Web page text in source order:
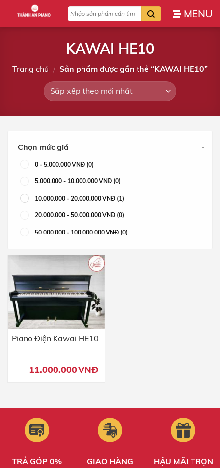
nội
Tìm
kiếm:
KAWAI HE10
Trang chủ / Sản phẩm được gắn thẻ “KAWAI HE10”
Chọn mức giá -
0 - 5.000.000VNĐ (0)
5.000.000 - 10.000.000VNĐ (0)
10.000.000 - 20.000.000VNĐ (1)
20.000.000 - 50.000.000VNĐ (0)
50.000.000 - 100.000.000VNĐ (0)
Piano Điện Kawai HE10
11.000.000VNĐ
TRẢ GÓP 0%
GIAO HÀNG
HẬU MÃI TRỌN